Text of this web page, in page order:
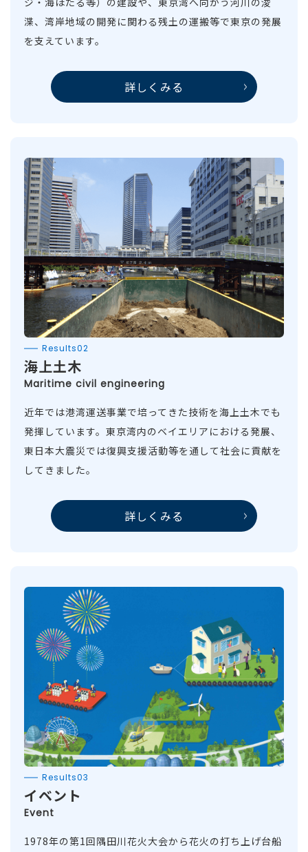
渫、湾岸地域の開発に関わる残土の運搬等で東京の発展
を支えています。
詳しくみる
Results02
海上土木
Maritime civil engineering
近年では港湾運送事業で培ってきた技術を海上土木でも
発揮しています。東京湾内のベイエリアにおける発展、
東日本大震災では復興支援活動等を通して社会に貢献を
してきました。
詳しくみる
Results03
イベント
Event
1978年の第1回隅田川花火大会から花火の打ち上げ台船